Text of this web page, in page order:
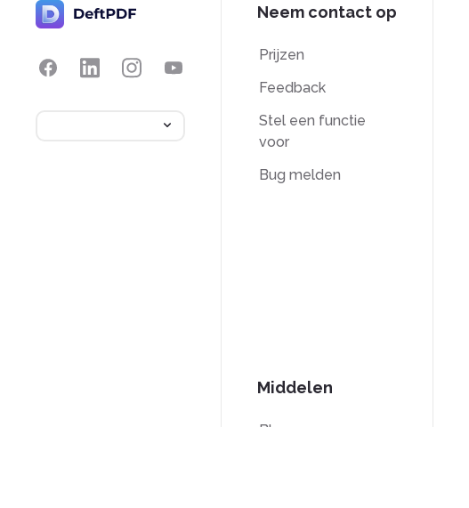
Neem contact op
Prijzen
Feedback
Stel een functie
voor
Bug melden
Middelen
Blog